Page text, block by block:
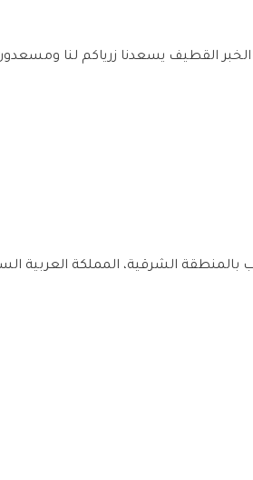
الخبر القطيف يسعدنا زرياكم لنا
في مقاولات الاصباغ والترميم أو التشطيب بالمنطقة